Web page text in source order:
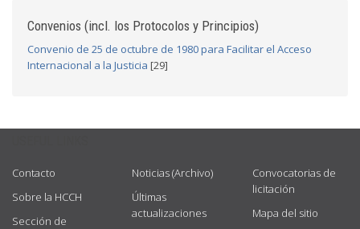
Convenios (incl. los Protocolos y Principios)
Convenio de 25 de octubre de 1980 para Facilitar el Acceso
Internacional a la Justicia [29]
Contacto
Sobre la HCCH
Sección de
Noticias (Archivo)
Últimas
actualizaciones
Convocatorias de
licitación
Mapa del sitio